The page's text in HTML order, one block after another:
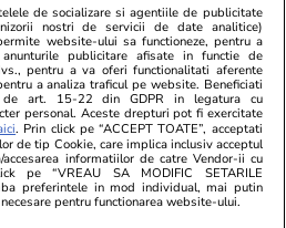
cauza
30 iul.
de socializare si agentiile de publicitate
nostri de servicii de date analitice)
website-ului sa functioneze, pentru a
publicitare afisate in functie de
pentru a va oferi functionalitati aferente
a analiza traficul pe website. Beneficiati
de art. 15-22 din GDPR in legatura cu
personal. Aceste drepturi pot fi exercitate
. Prin click pe “ACCEPT TOATE”, acceptati
de tip Cookie, care implica inclusiv acceptul
informatiilor de catre Vendor-ii cu
pe “VREAU SA MODIFIC SETARILE
preferintele in mod individual, mai putin
pentru functionarea website-ului.